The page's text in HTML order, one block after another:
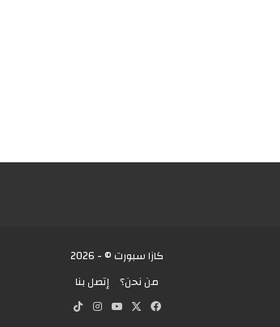
كازا سبورت © - 2026
من نحن؟
إتصل بنا
فيسبوك يوتيوبانستقرام